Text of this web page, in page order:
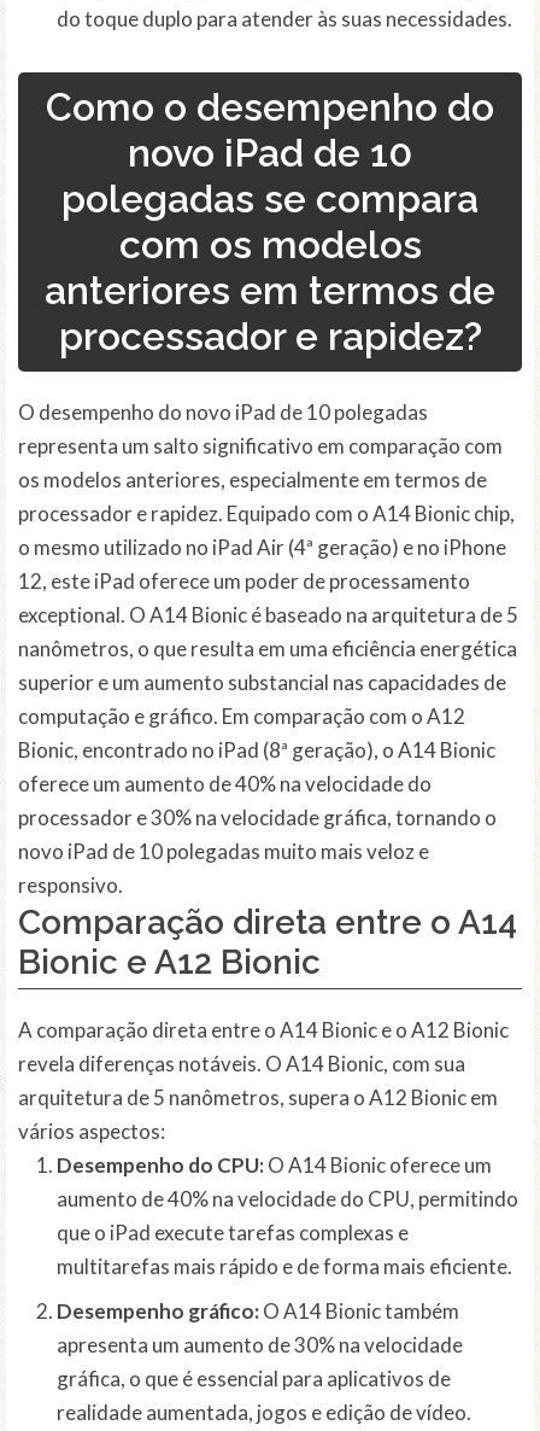
do toque duplo para atender às suas necessidades.
Como o desempenho do
novo iPad de 10
polegadas se compara
com os modelos
anteriores em termos de
processador e rapidez?
O desempenho do novo iPad de 10 polegadas
representa um salto significativo em comparação com
os modelos anteriores, especialmente em termos de
processador e rapidez. Equipado com o A14 Bionic chip,
o mesmo utilizado no iPad Air (4ª geração) e no iPhone
12, este iPad oferece um poder de processamento
exceptional. O A14 Bionic é baseado na arquitetura de 5
nanômetros, o que resulta em uma eficiência energética
superior e um aumento substancial nas capacidades de
computação e gráfico. Em comparação com o A12
Bionic, encontrado no iPad (8ª geração), o A14 Bionic
oferece um aumento de 40% na velocidade do
processador e 30% na velocidade gráfica, tornando o
novo iPad de 10 polegadas muito mais veloz e
responsivo.
Comparação direta entre o A14
Bionic e A12 Bionic
A comparação direta entre o A14 Bionic e o A12 Bionic
revela diferenças notáveis. O A14 Bionic, com sua
arquitetura de 5 nanômetros, supera o A12 Bionic em
vários aspectos:
Desempenho do CPU:O A14 Bionic oferece um
aumento de 40% na velocidade do CPU, permitindo
que o iPad execute tarefas complexas e
multitarefas mais rápido e de forma mais eficiente.
Desempenho gráfico:O A14 Bionic também
apresenta um aumento de 30% na velocidade
gráfica, o que é essencial para aplicativos de
realidade aumentada, jogos e edição de vídeo.